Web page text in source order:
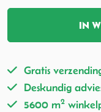
IN
Gratis
Deskundig
5600 m2